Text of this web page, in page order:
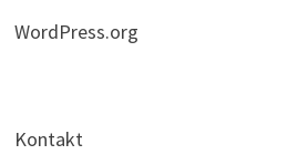
WordPress.org
Kontakt